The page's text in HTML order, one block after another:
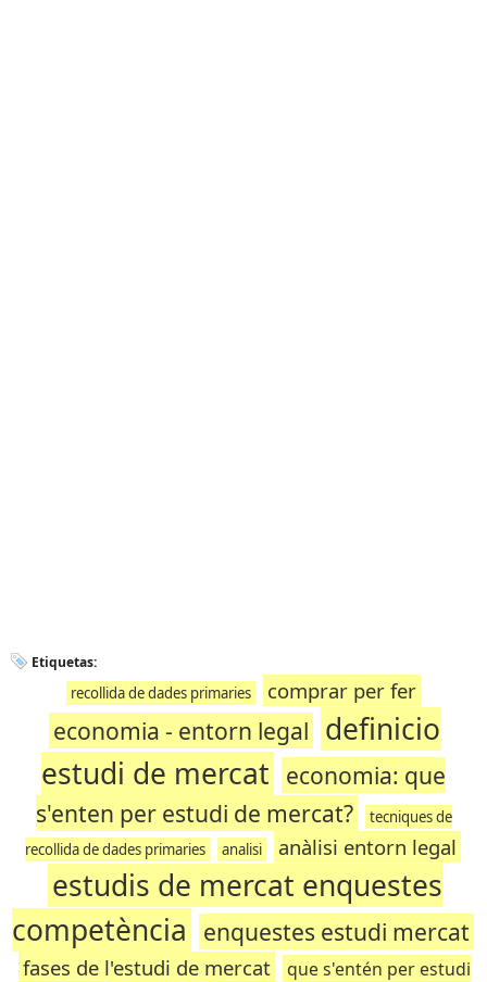
Etiquetas:
recollida de dades primaries comprar per fer
economia - entorn legal definicio
estudi de mercat economia: que
s'enten per estudi de mercat?
tecniques de
recollida de dades primaries
analisi anàlisi entorn legal
estudis de mercat enquestes
competència
enquestes estudi mercat
fases de l'estudi de mercat
que s'entén per estudi